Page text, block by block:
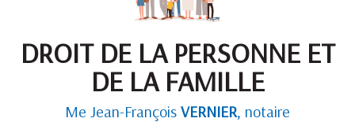
DROIT DE LA PERSONNE ET
DE LA FAMILLE
Me Jean-François VERNIER, notaire